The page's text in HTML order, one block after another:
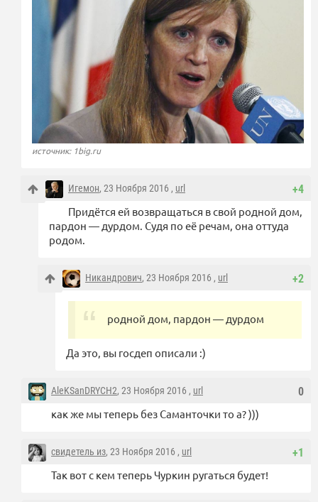
источник: 1big.ru
+4
Игемон, 23 Ноября 2016 , url
Придётся ей возвращаться в свой родной дом,
пардон — дурдом. Судя по её речам, она оттуда
родом.
+2
Никандрович, 23 Ноября 2016 , url
родной дом, пардон — дурдом
Да это, вы госдеп описали :)
0
AleKSanDRYCH2, 23 Ноября 2016 , url
как же мы теперь без Саманточки то а? )))
+1
свидетель из, 23 Ноября 2016 , url
Так вот с кем теперь Чуркин ругаться будет!